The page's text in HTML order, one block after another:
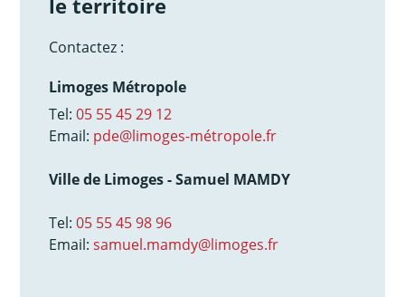
le territoire
Contactez :
Limoges Métropole
Tel:05 55 45 29 12
Email: pde@limoges-métropole.fr
Ville de Limoges - Samuel MAMDY
Tel:05 55 45 98 96
Email:samuel.mamdy@limoges.fr